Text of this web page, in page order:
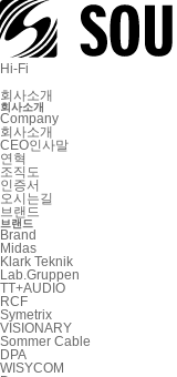
Hi-Fi
회사소개
회사소개
Company
회사소개
CEO인사말
연혁
조직도
인증서
오시는길
브랜드
브랜드
Brand
Midas
Klark Teknik
Lab.Gruppen
TT+AUDIO
RCF
Symetrix
VISIONARY
Sommer Cable
DPA
WISYCOM